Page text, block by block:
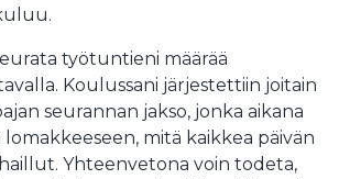
työtuntieni määrää
Koulussani järjestettiin joitain
seurannan jakso, jonka aikana
mitä kaikkea päivän
Yhteenvetona voin todeta,